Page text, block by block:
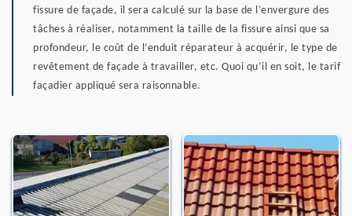
fissure de façade, il sera calculé sur la base de l’envergure des
tâches à réaliser, notamment la taille de la fissure ainsi que sa
profondeur, le coût de l’enduit réparateur à acquérir, le type de
revêtement de façade à travailler, etc. Quoi qu’il en soit, le tarif
façadier appliqué sera raisonnable.